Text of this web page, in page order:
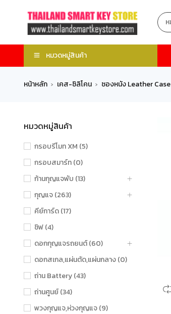
หมวดหมู่สินค้า
หน้าหลัก › เคส-ซิลิโคน › ซองหนัง Leather Case
หมวดหมู่สินค้า
กรอบรีโมท XM (5)
กรอบสมาร์ท (0)
ก้านกุญแจพับ (13)
กุญแจ (263)
คีย์การ์ด (17)
ชิฟ (4)
ดอกกุญแจรถยนต์ (60)
ดอกสเกล,แผ่นตัด,แผ่นกลาง (0)
ถ่าน Battery (43)
ถ่านศูนย์ (34)
พวงกุญแจ,ห่วงกุญแจ (9)